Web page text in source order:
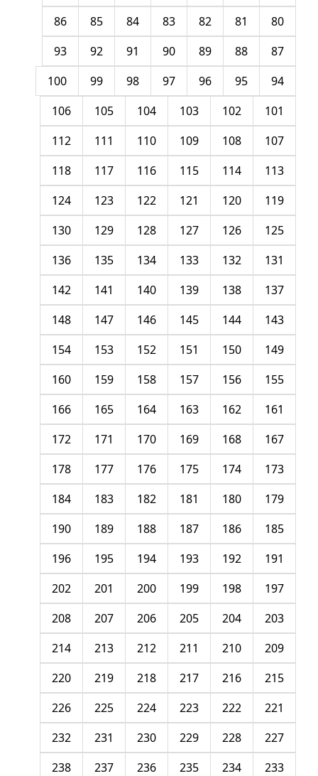
80
81
82
83
84
85
86
87
88
89
90
91
92
93
94
95
96
97
98
99
100
101
102
103
104
105
106
107
108
109
110
111
112
113
114
115
116
117
118
119
120
121
122
123
124
125
126
127
128
129
130
131
132
133
134
135
136
137
138
139
140
141
142
143
144
145
146
147
148
149
150
151
152
153
154
155
156
157
158
159
160
161
162
163
164
165
166
167
168
169
170
171
172
173
174
175
176
177
178
179
180
181
182
183
184
185
186
187
188
189
190
191
192
193
194
195
196
197
198
199
200
201
202
203
204
205
206
207
208
209
210
211
212
213
214
215
216
217
218
219
220
221
222
223
224
225
226
227
228
229
230
231
232
233
234
235
236
237
238